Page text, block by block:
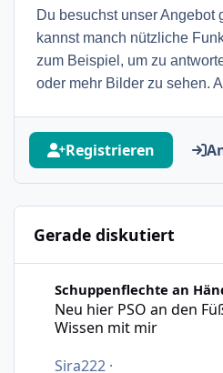
Du besuchst unser Angebot
kannst manch nützliche
zum Beispiel, um zu
oder mehr Bilder zu sehen.
Registrieren
Gerade diskutiert
Schuppenflechte an
Neu hier PSO an den
Wissen mit mir
Sira222 ·